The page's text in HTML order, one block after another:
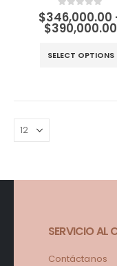
0out of 5
$346,000.00
$390,000.00
SELECT OPTIONS
SERVICIO AL
Contáctanos